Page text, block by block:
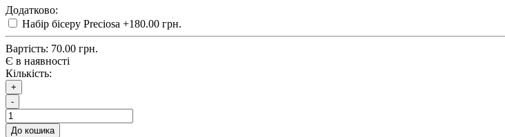
Додатково:
Набір бісеру Preciosa +180.00 грн.
Вартість: 70.00 грн.
Є в наявності
Кількість:
+
-
До кошика